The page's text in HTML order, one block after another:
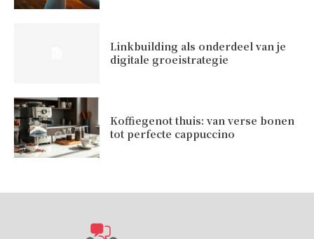
Linkbuilding als onderdeel van je
digitale groeistrategie
Koffiegenot thuis: van verse bonen
tot perfecte cappuccino